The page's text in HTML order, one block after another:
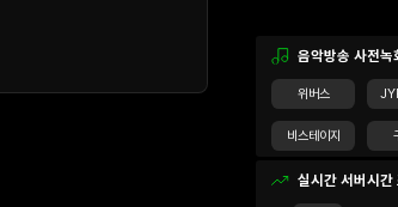
음악방송 사전녹
위버스
비스테이지
실시간 서버시간